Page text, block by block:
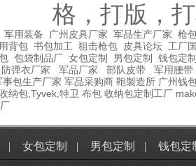
格，打版，
军用装备 广州皮具厂家 军品生产厂家 枪
背包 书包加工 狙击枪包 皮具论坛 工厂
包袋制品厂 女包定制 男包定制
钱包定
防弹衣厂家 军品厂家 部队皮带
军用腰带
事包生产厂家 军品采购商 鞄製造所 广州钱
纳包,Tyvek,特卫 布包 收纳包定制工厂
| 女包定制 | 男包定制 | 钱包定